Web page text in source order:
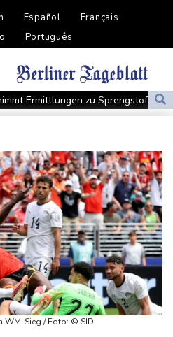
Español
Français
Português
Ermittlungen zu Sprengstoff-
Paradis gibt Trennung von
sprintet am Etappensieg vorbei
gewinnen Synchron-Bronze
drohen mit Klage
in den USA auf
Angriffen im Jemen getötet - Huthis
WM-Sieg / Foto: © SID